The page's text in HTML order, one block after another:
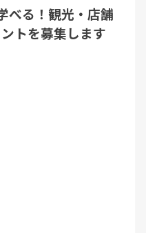
べる！観光・店舗
トを募集します